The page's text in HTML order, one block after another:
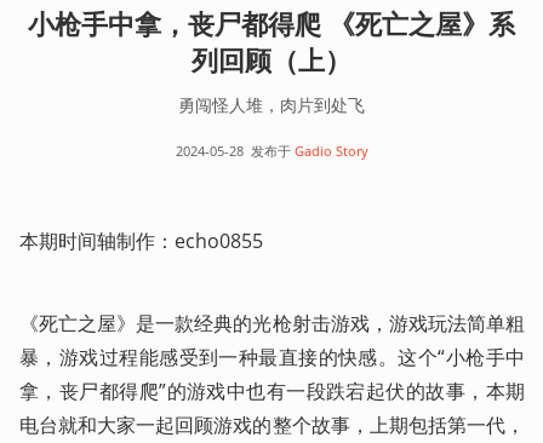
小枪手中拿，丧尸都得爬 《死亡之屋》系
列回顾（上）
勇闯怪人堆，肉片到处飞
2024-05-28 发布于 Gadio Story
本期时间轴制作：echo0855
《死亡之屋》是一款经典的光枪射击游戏，游戏玩法简单粗
暴，游戏过程能感受到一种最直接的快感。这个“小枪手中
拿，丧尸都得爬”的游戏中也有一段跌宕起伏的故事，本期
电台就和大家一起回顾游戏的整个故事，上期包括第一代，